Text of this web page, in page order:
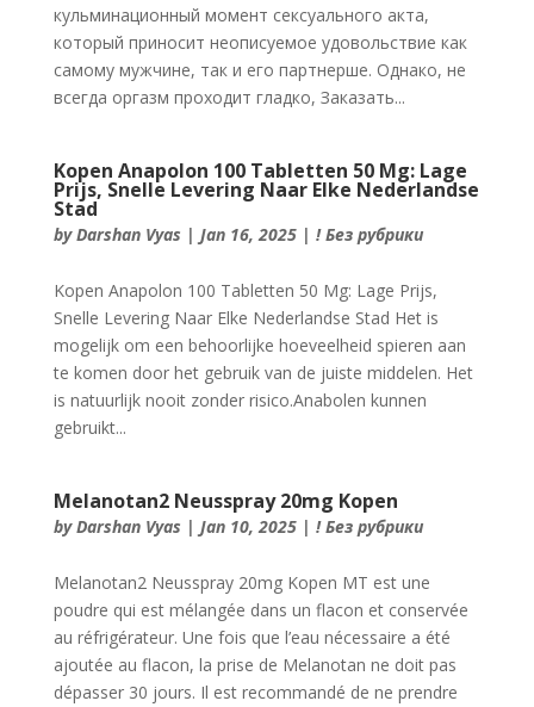
кульминационный момент сексуального акта,
который приносит неописуемое удовольствие как
самому мужчине, так и его партнерше. Однако, не
всегда оргазм проходит гладко, Заказать...
Kopen Anapolon 100 Tabletten 50 Mg: Lage
Prijs, Snelle Levering Naar Elke Nederlandse
Stad
byDarshan Vyas | Jan 16, 2025| ! Без рубрики
Kopen Anapolon 100 Tabletten 50 Mg: Lage Prijs,
Snelle Levering Naar Elke Nederlandse Stad Het is
mogelijk om een behoorlijke hoeveelheid spieren aan
te komen door het gebruik van de juiste middelen. Het
is natuurlijk nooit zonder risico.Anabolen kunnen
gebruikt...
Melanotan2 Neusspray 20mg Kopen
byDarshan Vyas | Jan 10, 2025| ! Без рубрики
Melanotan2 Neusspray 20mg Kopen MT est une
poudre qui est mélangée dans un flacon et conservée
au réfrigérateur. Une fois que l’eau nécessaire a été
ajoutée au flacon, la prise de Melanotan ne doit pas
dépasser 30 jours. Il est recommandé de ne prendre